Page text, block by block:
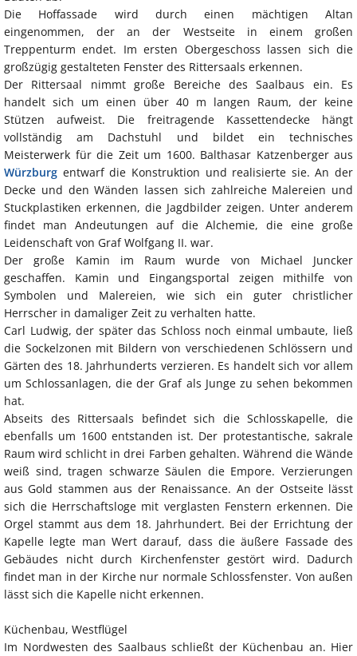
Die Hoffassade wird durch einen mächtigen Altan
eingenommen, der an der Westseite in einem großen
Treppenturm endet. Im ersten Obergeschoss lassen sich die
großzügig gestalteten Fenster des Rittersaals erkennen.
Der Rittersaal nimmt große Bereiche des Saalbaus ein. Es
handelt sich um einen über 40 m langen Raum, der keine
Stützen aufweist. Die freitragende Kassettendecke hängt
vollständig am Dachstuhl und bildet ein technisches
Meisterwerk für die Zeit um 1600. Balthasar Katzenberger aus
Würzburg entwarf die Konstruktion und realisierte sie. An der
Decke und den Wänden lassen sich zahlreiche Malereien und
Stuckplastiken erkennen, die Jagdbilder zeigen. Unter anderem
findet man Andeutungen auf die Alchemie, die eine große
Leidenschaft von Graf Wolfgang II. war.
Der große Kamin im Raum wurde von Michael Juncker
geschaffen. Kamin und Eingangsportal zeigen mithilfe von
Symbolen und Malereien, wie sich ein guter christlicher
Herrscher in damaliger Zeit zu verhalten hatte.
Carl Ludwig, der später das Schloss noch einmal umbaute, ließ
die Sockelzonen mit Bildern von verschiedenen Schlössern und
Gärten des 18. Jahrhunderts verzieren. Es handelt sich vor allem
um Schlossanlagen, die der Graf als Junge zu sehen bekommen
hat.
Abseits des Rittersaals befindet sich die Schlosskapelle, die
ebenfalls um 1600 entstanden ist. Der protestantische, sakrale
Raum wird schlicht in drei Farben gehalten. Während die Wände
weiß sind, tragen schwarze Säulen die Empore. Verzierungen
aus Gold stammen aus der Renaissance. An der Ostseite lässt
sich die Herrschaftsloge mit verglasten Fenstern erkennen. Die
Orgel stammt aus dem 18. Jahrhundert. Bei der Errichtung der
Kapelle legte man Wert darauf, dass die äußere Fassade des
Gebäudes nicht durch Kirchenfenster gestört wird. Dadurch
findet man in der Kirche nur normale Schlossfenster. Von außen
lässt sich die Kapelle nicht erkennen.
Küchenbau, Westflügel
Im Nordwesten des Saalbaus schließt der Küchenbau an. Hier